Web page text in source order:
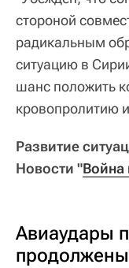
стороной
радикальным
ситуацию в
шанс положить
кровопролитию
Развитие
Новости "Война
Авиаудары
продолжены